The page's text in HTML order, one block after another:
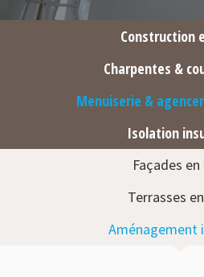
Construction
Charpentes &
Menuiserie &
Isolation
Façades
Terrasses
Aménagement